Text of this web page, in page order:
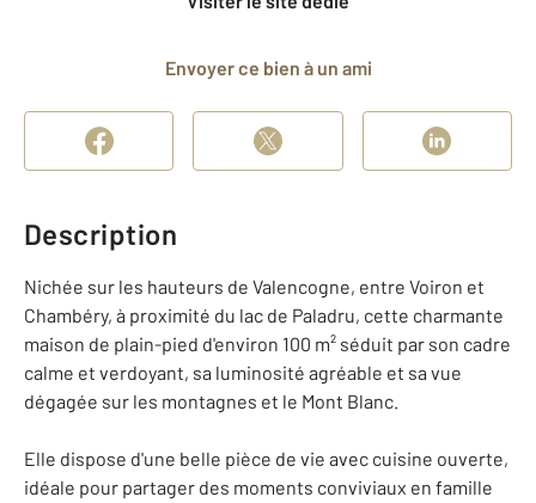
Envoyer ce bien à un ami
Description
Nichée sur les hauteurs de Valencogne, entre Voiron et
Chambéry, à proximité du lac de Paladru, cette charmante
maison de plain-pied d'environ 100 m² séduit par son cadre
calme et verdoyant, sa luminosité agréable et sa vue
dégagée sur les montagnes et le Mont Blanc.
Elle dispose d'une belle pièce de vie avec cuisine ouverte,
idéale pour partager des moments conviviaux en famille